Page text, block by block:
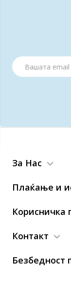
За Нас
Плаќање и
Корисничка
Контакт
Безбедност